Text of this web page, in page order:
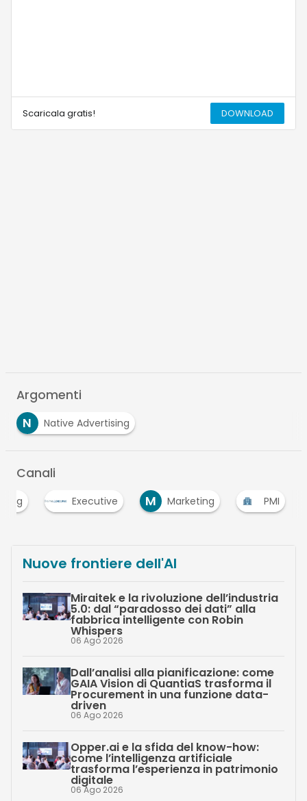
Scaricala gratis! DOWNLOAD
Argomenti
N
Native Advertising
Canali
Executive M Marketing PMI
Nuove frontiere dell'AI
Miraitek e la rivoluzione dell’industria
5.0: dal “paradosso dei dati” alla
fabbrica intelligente con Robin
Whispers
06 Ago 2026
Dall’analisi alla pianificazione: come
GAIA Vision di QuantiaS trasforma il
Procurement in una funzione data-
driven
06 Ago 2026
Opper.ai e la sfida del know-how:
come l’intelligenza artificiale
trasforma l’esperienza in patrimonio
digitale
06 Ago 2026